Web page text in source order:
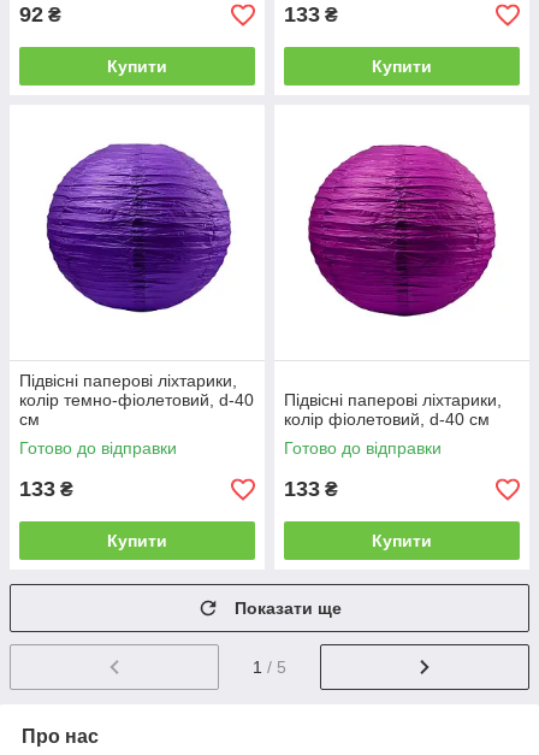
92 ₴
Купити
133 ₴
Купити
Підвісні паперові ліхтарики,
колір темно-фіолетовий, d-40
см
Готово до відправки
133 ₴
Купити
Підвісні паперові ліхтарики,
колір фіолетовий, d-40 см
Готово до відправки
133 ₴
Купити
Показати ще
1 / 5
Про нас